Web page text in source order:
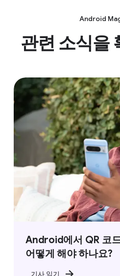
화면에 표시된 텍스트
언어를 자동으로 감지
언어로 번역해 줍니다.
Android
관련 소식을
Android에서 QR 코
어떻게 해야 하나요?
기사 읽기